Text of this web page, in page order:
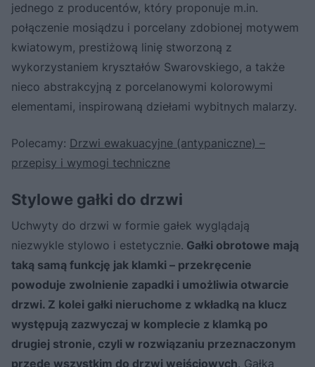
jednego z producentów, który proponuje m.in.
połączenie mosiądzu i porcelany zdobionej motywem
kwiatowym, prestiżową linię stworzoną z
wykorzystaniem kryształów Swarovskiego, a także
nieco abstrakcyjną z porcelanowymi kolorowymi
elementami, inspirowaną dziełami wybitnych malarzy.
Polecamy: Drzwi ewakuacyjne (antypaniczne) –
przepisy i wymogi techniczne
Stylowe gałki do drzwi
Uchwyty do drzwi w formie gałek wyglądają
niezwykle stylowo i estetycznie. Gałki obrotowe mają
taką samą funkcję jak klamki – przekręcenie
powoduje zwolnienie zapadki i umożliwia otwarcie
drzwi. Z kolei gałki nieruchome z wkładką na klucz
występują zazwyczaj w komplecie z klamką po
drugiej stronie, czyli w rozwiązaniu przeznaczonym
przede wszystkim do drzwi wejściowych. Gałka